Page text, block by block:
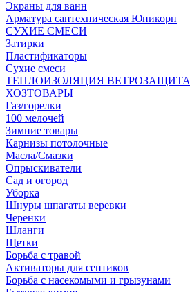
Экраны для ванн
Арматура сантехническая Юникорн
СУХИЕ СМЕСИ
Затирки
Пластификаторы
Сухие смеси
ТЕПЛОИЗОЛЯЦИЯ ВЕТРОЗАЩИТА
ХОЗТОВАРЫ
Газ/горелки
100 мелочей
Зимние товары
Карнизы потолочные
Масла/Смазки
Опрыскиватели
Сад и огород
Уборка
Шнуры шпагаты веревки
Черенки
Шланги
Щетки
Борьба с травой
Активаторы для септиков
Борьба с насекомыми и грызунами